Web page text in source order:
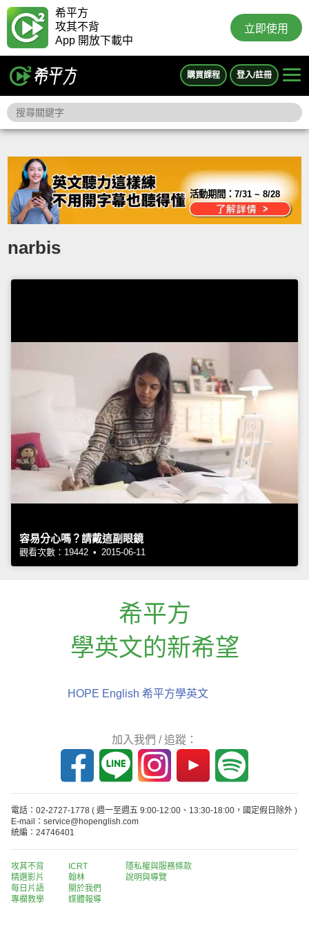
希平方
攻其不背
App 開放下載中
立即使用
購買課程 登入/註冊
活動期間：7/31 ~ 8/28
narbis
容易分心嗎？請戴這副眼鏡
觀看次數：19442 • 2015-06-11
希平方
學英文的新希望
HOPE English 希平方學英文
加入我們 / 追蹤：
電話：02-2727-1778 ( 週一至週五 9:00-12:00、13:30-18:00，國定假日除外 )
E-mail：service@hopenglish.com
統編：24746401
攻其不背
精選影片
每日片語
專欄教學
ICRT
翰林
關於我們
媒體報導
隱私權與服務條款
說明與導覽